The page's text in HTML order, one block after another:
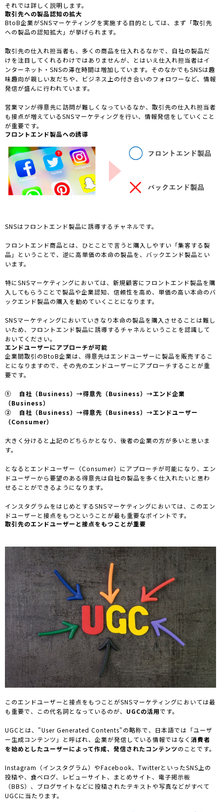
それでは詳しく説明します。
取引先への製品認知の拡大
BtoB企業がSNSマーケティングを実施する目的としては、まず「取引先
への製品の認知拡大」が挙げられます。
取引先の仕入れ担当者も、多くの商品を仕入れるなかで、自社の製品だ
けを注目してくれるわけではありませんが、とはいえ仕入れ担当者はイ
ンターネット・SNSの滞在時間は増加しています。そのなかでもSNSは趣
味趣向が親しい友だちや、ビジネス上の付き合いのフォロワーなど、情報
発信が盛んに行われています。
営業マンが得意先に訪問が難しくなっているなか、取引先の仕入れ担当者
も接点が増えているSNSマーケティングを行い、情報発信をしていくこと
が重要です。
フロントエンド製品への誘導
SNSはフロントエンド製品に誘導するチャネルです。
フロントエンド商品とは、ひとことで言うと購入しやすい「集客する製
品」ということで、逆に高単価の本命の製品を、バックエンド製品とい
います。
特にSNSマーケティングにおいては、新規顧客にフロントエンド製品を購
入してもらうことで製品や企業認知、信頼性を高め、単価の高い本命のバ
ックエンド製品の購入を勧めていくことになります。
SNSマーケティングにおいていきなり本命の製品を購入させることは難し
いため、フロントエンド製品に誘導するチャネルということを認識して
おいてください。
エンドユーザーにアプローチが可能
企業間取引のBtoB企業は、得意先はエンドユーザーに製品を販売するこ
とになりますので、その先のエンドユーザーにアプローチすることが重
要です。
① 自社（Business）→得意先（Business）→エンド企業
（Business）
② 自社（Business）→得意先（Business）→エンドユーザー
（Consumer）
大きく分けると上記のどちらかとなり、後者の企業の方が多いと思いま
す。
となるとエンドユーザー（Consumer）にアプローチが可能になり、エン
ドユーザーから要望のある得意先は自社の製品を多く仕入れたいと思わ
せることができるようになります。
インスタグラムをはじめとするSNSマーケティングにおいては、このエン
ドユーザーと接点をもつということが最も重要なポイントです。
取引先のエンドユーザーと接点をもつことが重要
このエンドユーザーと接点をもつことがSNSマーケティングにおいては最
も重要で、この代名詞となっているのが、 UGCの活用です。
UGCとは、"User Generated Contents"の略称で、日本語では「ユーザ
ー生成コンテンツ」と呼ばれ、企業が発信している情報ではなく 消費者
を始めとしたユーザーによって作成、発信されたコンテンツのことです。
Instagram（インスタグラム）やFacebook、TwitterといったSNS上の
投稿や、食べログ、レビューサイト、まとめサイト、電子掲示板
（BBS）、ブログサイトなどに投稿されたテキストや写真などがすべて
UGCに当たります。